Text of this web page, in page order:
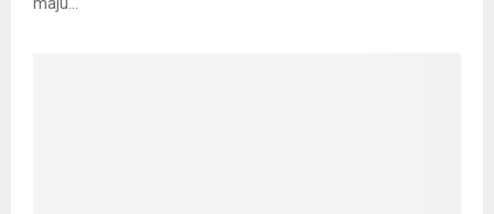
maju...